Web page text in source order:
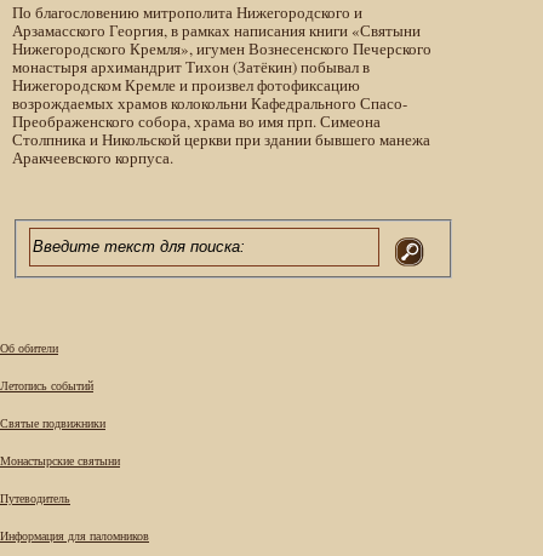
По благословению митрополита Нижегородского и
Арзамасского Георгия, в рамках написания книги «Святыни
Нижегородского Кремля», игумен Вознесенского Печерского
монастыря архимандрит Тихон (Затёкин) побывал в
Нижегородском Кремле и произвел фотофиксацию
возрождаемых храмов колокольни Кафедрального Спасо-
Преображенского собора, храма во имя прп. Симеона
Столпника и Никольской церкви при здании бывшего манежа
Аракчеевского корпуса.
Об обители
Летопись событий
Святые подвижники
Монастырские святыни
Путеводитель
Информация для паломников